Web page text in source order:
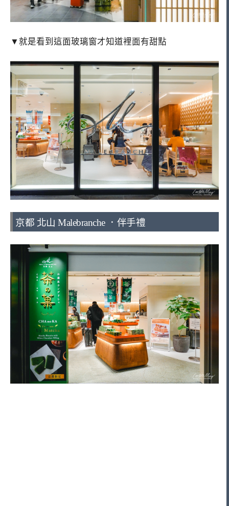
▼就是看到這面玻璃窗才知道裡面有甜點
京都 北山 Malebranche ．伴手禮